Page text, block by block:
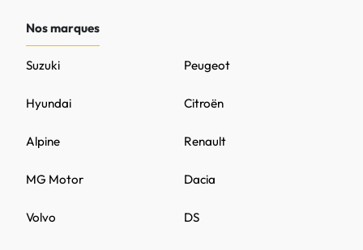
Nos marques
Peugeot
DS
MG Motor
Citroën
Volvo
Renault
Hyundai
Dacia
Alpine
Suzuki